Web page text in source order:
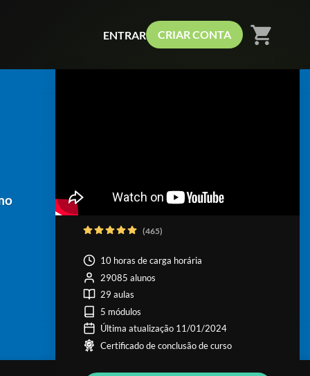
ENTRAR CRIAR CONTA shopping_cart
(465)
10 horas de carga horária
29085 alunos
29 aulas
5 módulos
Última atualização 11/01/2024
Certificado de conclusão de curso